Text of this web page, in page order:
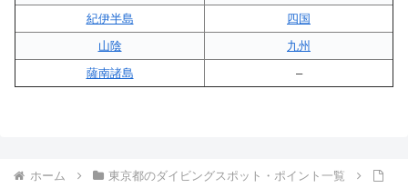
紀伊半島
四国
山陰
九州
薩南諸島
–
ホーム 東京都のダイビングスポット・ポイント一覧